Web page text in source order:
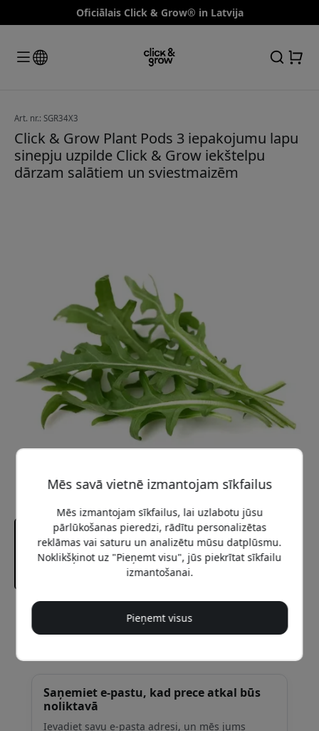
Oficiālais Click & Grow® in Latvija
Art. nr.: SGR34X3
Click & Grow Plant Pods 3 iepakojumu lapu
sinepju uzpilde Click & Grow iekštelpu
dārzam salātiem un sviestmaizēm
Ieteicamā cena
12.99 EUR
Saņemiet e-pastu, kad prece atkal būs
noliktavā
Ievadiet savu e-pasta adresi, un mēs jums
Mēs savā vietnē izmantojam sīkfailus
Mēs izmantojam sīkfailus, lai uzlabotu jūsu
pārlūkošanas pieredzi, rādītu personalizētas
reklāmas vai saturu un analizētu mūsu datplūsmu.
Noklikšķinot uz "Pieņemt visu", jūs piekrītat sīkfailu
izmantošanai.
Pieņemt visus